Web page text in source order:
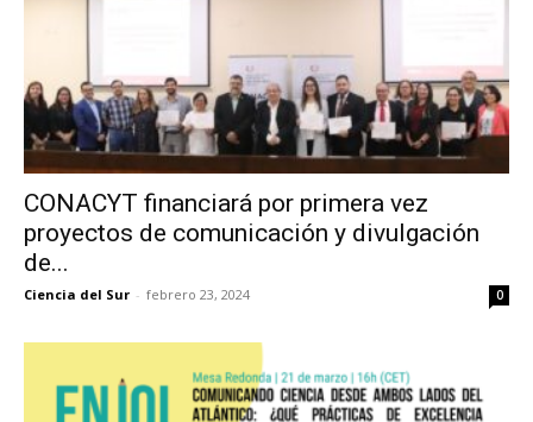
CONACYT financiará por primera vez
proyectos de comunicación y divulgación
de...
Ciencia del Sur - febrero 23, 2024 0